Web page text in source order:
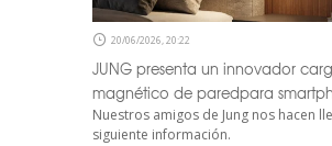
20/06/2026, 20:22
JUNG presenta un innovador
magnético de paredpara
Nuestros amigos de Jung nos hacen
siguiente información.